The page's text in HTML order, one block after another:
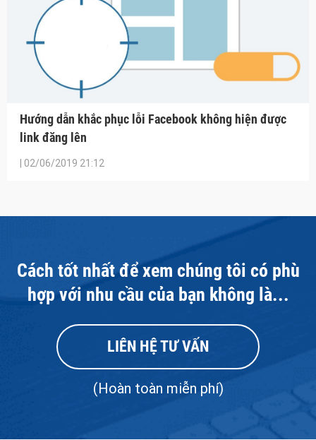
Hướng dẫn khắc phục lỗi Facebook không hiện được
link đăng lên
| 02/06/2019 21:12
Cách tốt nhất để xem chúng tôi có phù
hợp với nhu cầu của bạn không là...
LIÊN HỆ TƯ VẤN
(Hoàn toàn miễn phí)